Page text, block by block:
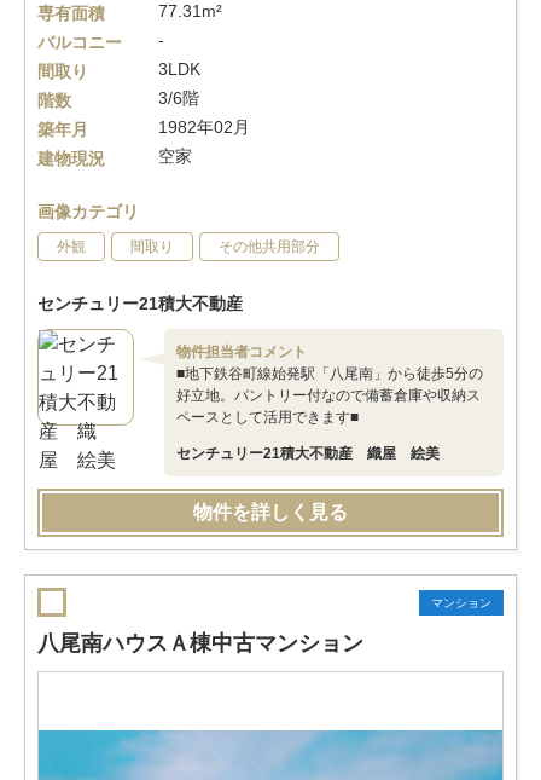
専有面積
77.31m²
バルコニー
-
間取り
3LDK
階数
3/6階
築年月
1982年02月
建物現況
空家
画像カテゴリ
外観 間取り その他共用部分
センチュリー21積大不動産
物件担当者コメント
■地下鉄谷町線始発駅「八尾南」から徒歩5分の
好立地。パントリー付なので備蓄倉庫や収納ス
ペースとして活用できます■
センチュリー21積大不動産 織屋 絵美
物件を詳しく見る
マンション
八尾南ハウスＡ棟中古マンション